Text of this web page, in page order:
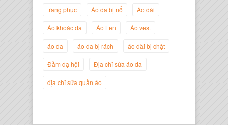
Giám Đốc Công ty Twist Potato
trang phục Áo da bị nổ Áo dài
Áo khoác da Áo Len Áo vest
áo da áo da bị rách áo dài bị chật
Đầm dạ hội Địa chỉ sửa áo da
địa chỉ sửa quần áo